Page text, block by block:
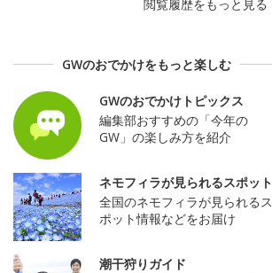
閲覧履歴をもっと見る
GWのおでかけをもっと楽しむ
GWのおでかけトピックス
編集部おすすめの「今年の
GW」の楽しみ方を紹介
ネモフィラが見られるスポット
全国のネモフィラが見られるス
ポット情報などをお届け
潮干狩りガイド